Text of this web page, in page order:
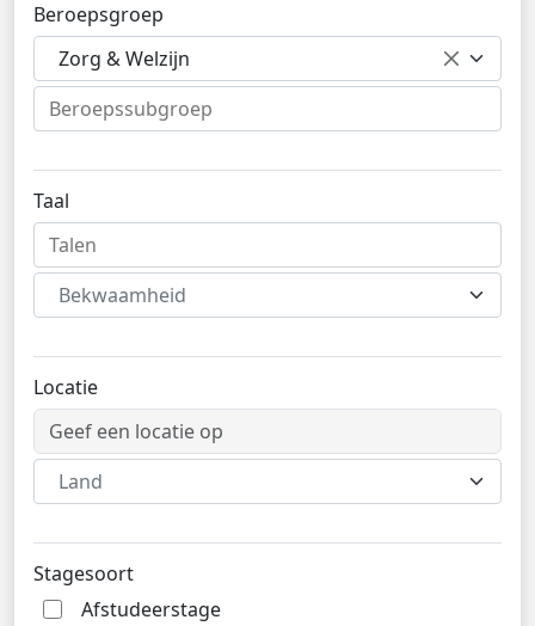
Beroepsgroep
Zorg & Welzijn
Taal
Bekwaamheid
Locatie
Land
Stagesoort
Afstudeerstage